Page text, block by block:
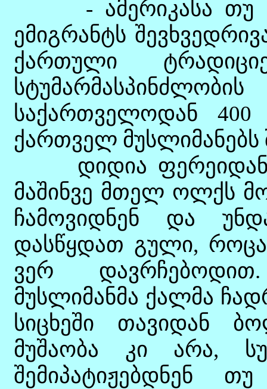
- ამერიკასა თუ
ემიგრანტს
ქართული
საქართველოდან
ქართველ მუსლიმანებს
დიდია ფერეიდანი,
მაშინვე მთელ ოლქს
ჩამოვიდნენ და
დასწყდათ გული,
ვერ
მუსლიმანმა ქალმა
სიცხეში თავიდან
მუშაობა კი არა,
შემიპატიჟებდნენ